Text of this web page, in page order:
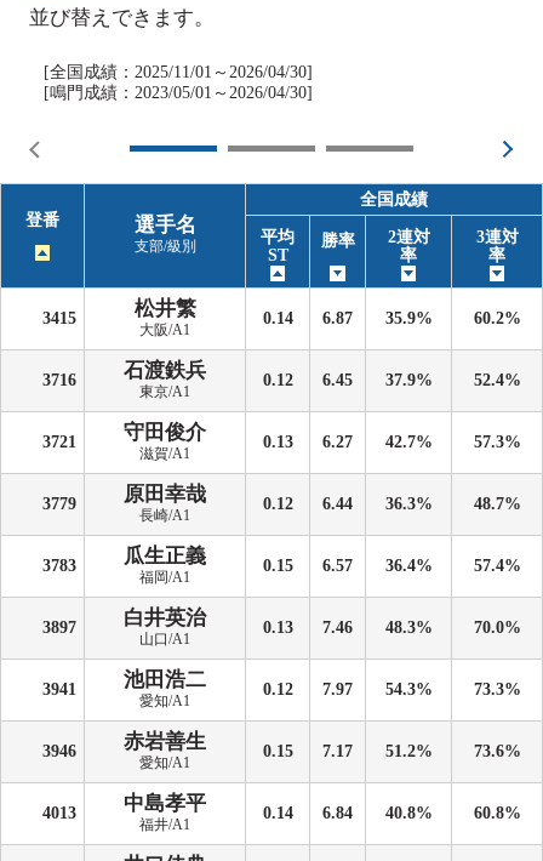
並び替えできます。
[全国成績：2025/11/01～2026/04/30]
[鳴門成績：2023/05/01～2026/04/30]
登番 選手名
支部/級別
全国成績
平均
ST
勝率
2連対
率
3連対
率
3415 松井繁
大阪/A1
0.14 6.87 35.9% 60.2%
3716 石渡鉄兵
東京/A1
0.12 6.45 37.9% 52.4%
3721 守田俊介
滋賀/A1
0.13 6.27 42.7% 57.3%
3779 原田幸哉
長崎/A1
0.12 6.44 36.3% 48.7%
3783 瓜生正義
福岡/A1
0.15 6.57 36.4% 57.4%
3897 白井英治
山口/A1
0.13 7.46 48.3% 70.0%
3941 池田浩二
愛知/A1
0.12 7.97 54.3% 73.3%
3946 赤岩善生
愛知/A1
0.15 7.17 51.2% 73.6%
4013 中島孝平
福井/A1
0.14 6.84 40.8% 60.8%